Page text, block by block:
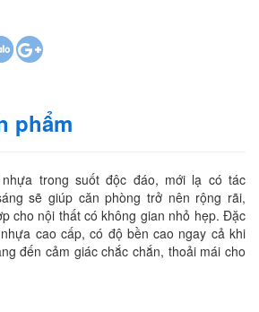
phẩm
trong suốt độc đáo, mới lạ có tác
sẽ giúp căn phòng trở nên rộng rãi,
cho nội thất có không gian nhỏ hẹp. Đặc
cao cấp, có độ bền cao ngay cả khi
đến cảm giác chắc chắn, thoải mái cho